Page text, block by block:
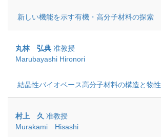
新しい機能を示す有機・高分子材料の探索
丸林 弘典 准教授
Marubayashi Hironori
結晶性バイオベース高分子材料の構造と物性
村上 久 准教授
Murakami Hisashi